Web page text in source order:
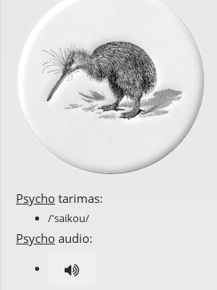
Psycho tarimas:
/'saikou/
Psycho audio: